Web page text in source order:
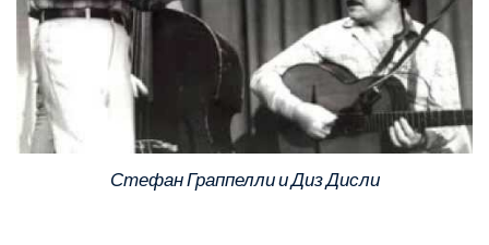
Стефан Граппелли и Диз Дисли